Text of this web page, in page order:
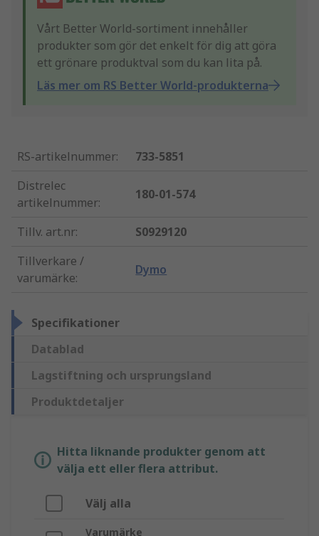
Vårt Better World-sortiment innehåller
produkter som gör det enkelt för dig att göra
ett grönare produktval som du kan lita på.
Läs mer om RS Better World-produkterna
RS-artikelnummer:
733-5851
Distrelec
artikelnummer:
180-01-574
Tillv. art.nr:
S0929120
Tillverkare /
varumärke:
Dymo
Specifikationer
Datablad
Lagstiftning och ursprungsland
Produktdetaljer
Hitta liknande produkter genom att
välja ett eller flera attribut.
Välj alla
Varumärke